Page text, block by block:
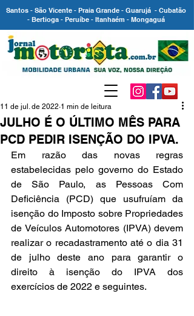
Santos - São Vicente - Praia Grande - Guarujá - Cubatão
- Bertioga - Peruíbe - Itanhaém - Mongaguá
JULHO É O ÚLTIMO MÊS PARA
PCD PEDIR ISENÇÃO DO IPVA.
11 de jul. de 2022 1 min de leitura
Em razão das novas regras
estabelecidas pelo governo do Estado
de São Paulo, as Pessoas Com
Deficiência (PCD) que usufruíam da
isenção do Imposto sobre Propriedades
de Veículos Automotores (IPVA) devem
realizar o recadastramento até o dia 31
de julho deste ano para garantir o
direito à isenção do IPVA dos
exercícios de 2022 e seguintes.